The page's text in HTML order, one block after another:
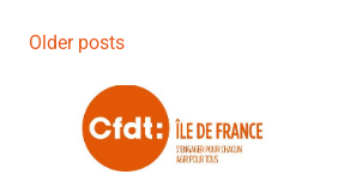
Older posts